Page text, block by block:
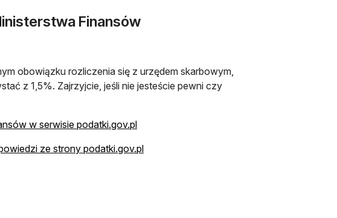
Finansów
obowiązku rozliczenia się z urzędem skarbowym,
z 1,5%. Zajrzyjcie, jeśli nie jesteście pewni czy
w serwisie podatki.gov.pl
ze strony podatki.gov.pl